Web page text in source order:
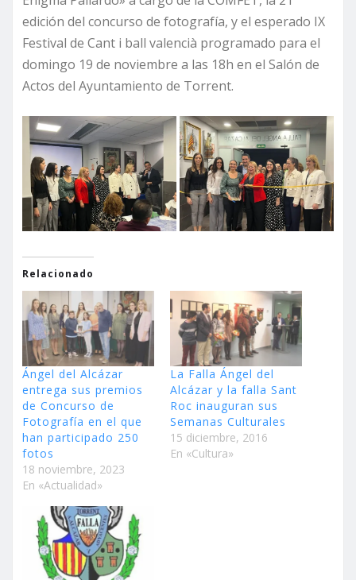
edición del concurso de fotografía, y el esperado IX
Festival de Cant i ball valencià programado para el
domingo 19 de noviembre a las 18h en el Salón de
Actos del Ayuntamiento de Torrent.
Relacionado
Ángel del Alcázar
entrega sus premios
de Concurso de
Fotografía en el que
han participado 250
fotos
18 noviembre, 2023
En «Actualidad»
La Falla Ángel del
Alcázar y la falla Sant
Roc inauguran sus
Semanas Culturales
15 diciembre, 2016
En «Cultura»